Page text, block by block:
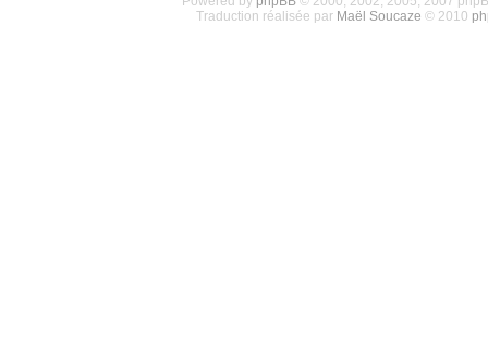
Traduction réalisée par Maël Soucaze © 2010